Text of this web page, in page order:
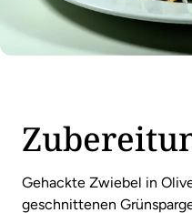
Gehackte Zwiebel in
geschnittenen